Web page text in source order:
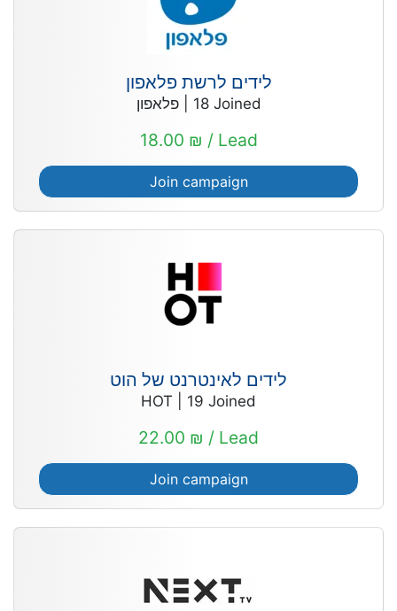
לידים לרשת פלאפון
פלאפון| 18 Joined
18.00 ₪ / Lead
Join campaign
לידים לאינטרנט של הוט
HOT 19 Joined
22.00 ₪ / Lead
Join campaign